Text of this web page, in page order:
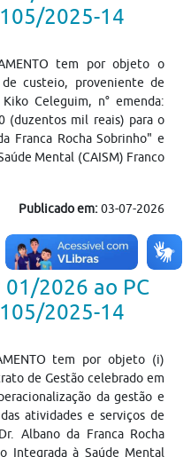
2025-14
tem por objeto o
custeio, proveniente de
Celeguim, n° emenda:
(duzentos mil reais) para o
Franca Rocha Sobrinho" e
Mental (CAISM) Franco
Publicado em:03-07-2026
2026 ao PC
2025-14
tem por objeto (i)
de Gestão celebrado em
da gestão e
atividades e serviços de
Albano da Franca Rocha
Integrada à Saúde Mental